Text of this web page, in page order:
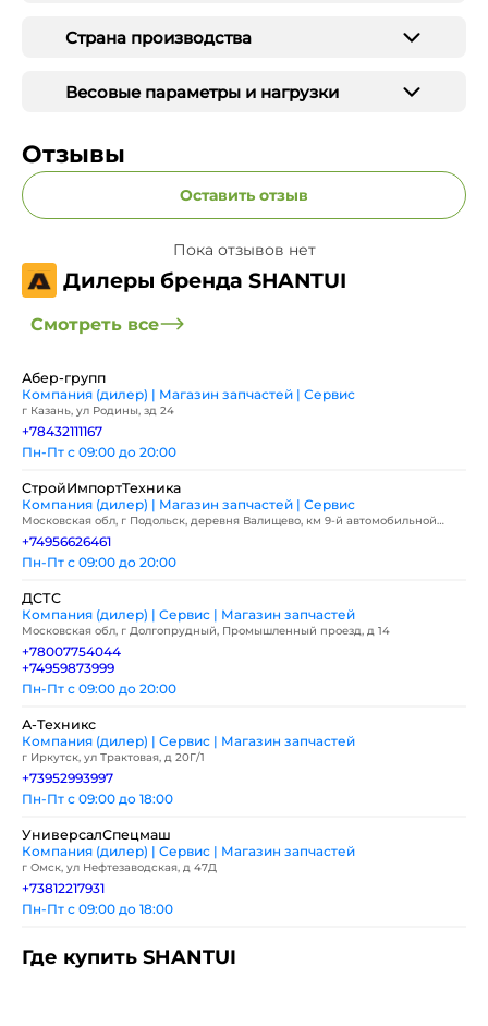
Страна производства
Весовые параметры и нагрузки
Отзывы
Оставить отзыв
Пока отзывов нет
Дилеры бренда SHANTUI
Смотреть все
Абер-групп
Компания (дилер) | Магазин запчастей | Сервис
г Казань, ул Родины, зд 24
+78432111167
Пн-Пт с 09:00 до 20:00
СтройИмпортТехника
Компания (дилер) | Магазин запчастей | Сервис
Московская обл, г Подольск, деревня Валищево, км 9-й автомобильной
дороги А-107 ММК, д 7а стр 3
+74956626461
Пн-Пт с 09:00 до 20:00
ДСТС
Компания (дилер) | Сервис | Магазин запчастей
Московская обл, г Долгопрудный, Промышленный проезд, д 14
+78007754044
+74959873999
Пн-Пт с 09:00 до 20:00
А-Техникс
Компания (дилер) | Сервис | Магазин запчастей
г Иркутск, ул Трактовая, д 20Г/1
+73952993997
Пн-Пт с 09:00 до 18:00
УниверсалСпецмаш
Компания (дилер) | Сервис | Магазин запчастей
г Омск, ул Нефтезаводская, д 47Д
+73812217931
Пн-Пт с 09:00 до 18:00
Где купить SHANTUI